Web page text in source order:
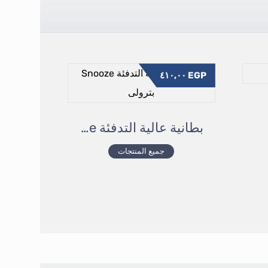
بطانية عالية التدفئة Snooze بترولى
جميع المنتجات
EGP